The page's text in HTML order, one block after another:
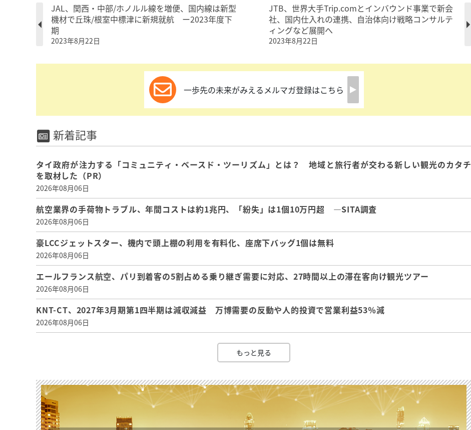
JAL、関西・中部/ホノルル線を増便、国内線は新型
機材で丘珠/根室中標津に新規就航 ー2023年度下
期
2023年8月22日
JTB、世界大手Trip.comとインバウンド事業で新会
社、国内仕入れの連携、自治体向け戦略コンサルテ
ィングなど展開へ
2023年8月22日
一歩先の未来がみえるメルマガ登録はこちら
新着記事
タイ政府が注力する「コミュニティ・ベースド・ツーリズム」とは？ 地域と旅行者が交わる新しい観光のカタチ
を取材した（PR）
2026年08月06日
航空業界の手荷物トラブル、年間コストは約1兆円、「紛失」は1個10万円超 ―SITA調査
2026年08月06日
豪LCCジェットスター、機内で頭上棚の利用を有料化、座席下バッグ1個は無料
2026年08月06日
エールフランス航空、パリ到着客の5割占める乗り継ぎ需要に対応、27時間以上の滞在客向け観光ツアー
2026年08月06日
KNT-CT、2027年3月期第1四半期は減収減益 万博需要の反動や人的投資で営業利益53％減
2026年08月06日
もっと見る